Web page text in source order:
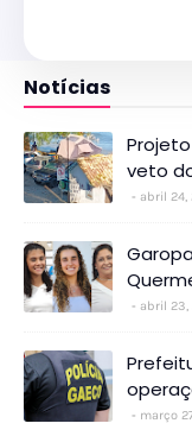
Notícias
veto
abril 24,
abril 23,
março